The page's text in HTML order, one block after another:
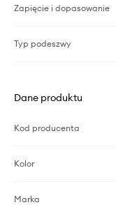
Zapięcie i dopasowanie
Typ podeszwy
Dane produktu
Kod producenta
Kolor
Marka